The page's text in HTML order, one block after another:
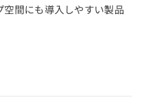
間にも導入しやすい製品